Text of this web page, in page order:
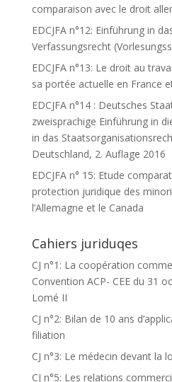
comparaison avec le droit
EDCJFA n°12: Einführung in
Verfassungsrecht
EDCJFA n°13: Le droit au
sa portée actuelle en France
EDCJFA n°14 : Deutsches
zweisprachige Einführung in
in das
Deutschland, 2. Auflage 2016
EDCJFA n° 15: Etude
protection juridique des
l’Allemagne et le Canada
Cahiers juriduqes
CJ n°1: La coopération
Convention ACP- CEE du 31
Lomé II
CJ n°2: Bilan de 10 ans
filiation
CJ n°3: Le médecin devant la
CJ n°5: Les relations